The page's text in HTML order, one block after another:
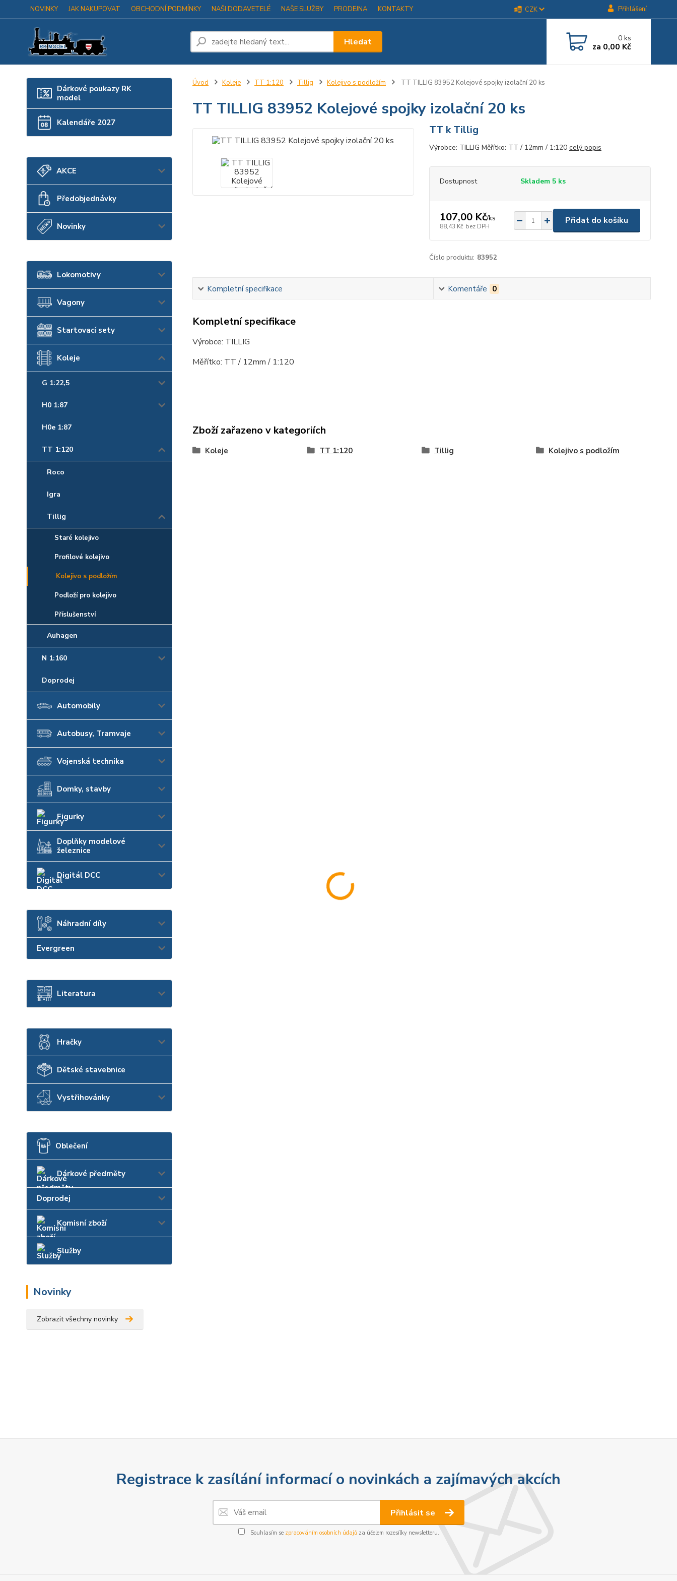
NOVINKY JAK NAKUPOVAT OBCHODNÍ PODMÍNKY NAŠI DODAVETELÉ NAŠE SLUŽBY PRODEJNA KONTAKTY CZK Přihlášení
Hledat 0ks
za 0,00 Kč
Dárkové poukazy RK
model
Kalendáře 2027
AKCE
Předobjednávky
Novinky
Lokomotivy
Vagony
Startovací sety
Koleje
G 1:22,5
H0 1:87
H0e 1:87
TT 1:120
Roco
Igra
Tillig
Staré kolejivo
Profilové kolejivo
Kolejivo s podložím
Podloží pro kolejivo
Příslušenství
Auhagen
N 1:160
Doprodej
Automobily
Autobusy, Tramvaje
Vojenská technika
Domky, stavby
Figurky
Doplňky modelové
železnice
Digitál DCC
Náhradní díly
Evergreen
Literatura
Hračky
Dětské stavebnice
Vystřihovánky
Oblečení
Dárkové předměty
Doprodej
Komisní zboží
Služby
Novinky
Zobrazit všechny novinky
Úvod Koleje TT 1:120 Tillig Kolejivo s podložím TT TILLIG 83952 Kolejové spojky izolační 20 ks
TT TILLIG 83952 Kolejové spojky izolační 20 ks
TT k Tillig
Výrobce: TILLIG Měřítko: TT / 12mm / 1:120 celý popis
Dostupnost Skladem 5 ks
107,00 Kč/ks
88,43 Kč bez DPH
Přidat do košíku
Číslo produktu: 83952
Kompletní specifikace Komentáře 0
Kompletní specifikace
Výrobce: TILLIG
Měřítko: TT / 12mm / 1:120
Zboží zařazeno v kategoriích
Koleje TT 1:120 Tillig Kolejivo s podložím
Registrace k zasílání informací o novinkách a zajímavých akcích
Přihlásit se
Souhlasím se zpracováním osobních údajůza účelem rozesílky newsletteru.